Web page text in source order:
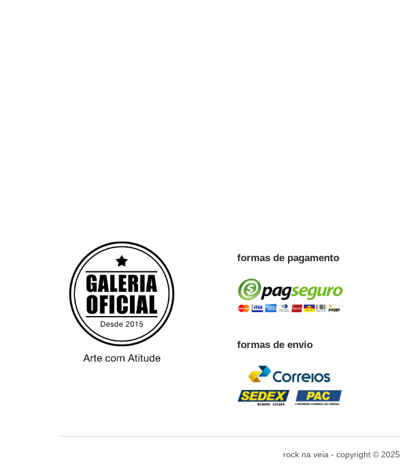
formas de pagamento
formas de envio
rock na veia - copyright ©